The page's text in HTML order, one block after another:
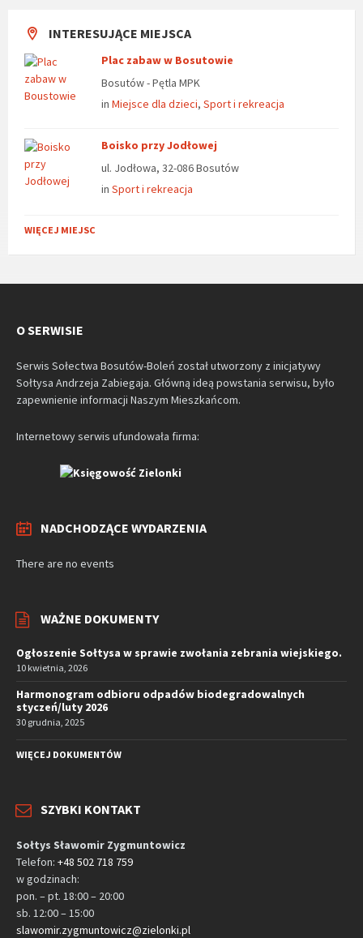
INTERESUJĄCE MIEJSCA
Plac zabaw w Bosutowie
Bosutów - Pętla MPK
in Miejsce dla dzieci, Sport i rekreacja
Boisko przy Jodłowej
ul. Jodłowa, 32-086 Bosutów
in Sport i rekreacja
WIĘCEJ MIEJSC
O SERWISIE
Serwis Sołectwa Bosutów-Boleń został utworzony z inicjatywy
Sołtysa Andrzeja Zabiegaja. Główną ideą powstania serwisu, było
zapewnienie informacji Naszym Mieszkańcom.
Internetowy serwis ufundowała firma:
NADCHODZĄCE WYDARZENIA
There are no events
WAŻNE DOKUMENTY
Ogłoszenie Sołtysa w sprawie zwołania zebrania wiejskiego.
10 kwietnia, 2026
Harmonogram odbioru odpadów biodegradowalnych
styczeń/luty 2026
30 grudnia, 2025
WIĘCEJ DOKUMENTÓW
SZYBKI KONTAKT
Sołtys Sławomir Zygmuntowicz
Telefon: +48 502 718 759
w godzinach:
pon. – pt. 18:00 – 20:00
sb. 12:00 – 15:00
slawomir.zygmuntowicz@zielonki.pl